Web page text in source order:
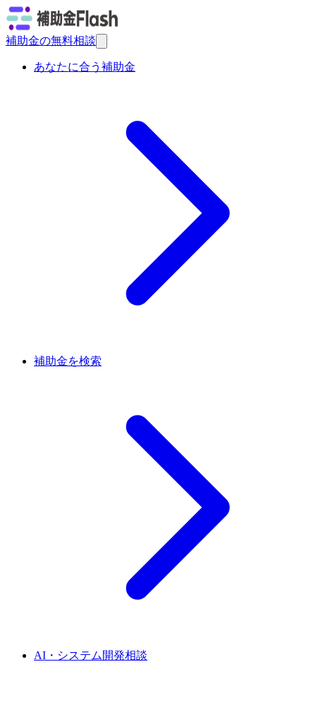
補助金の無料相談
あなたに合う補助金
補助金を検索
AI・システム開発相談